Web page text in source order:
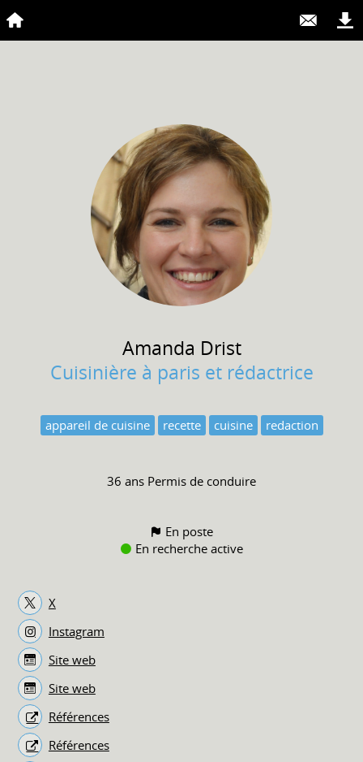
Amanda Drist
Cuisinière à paris et rédactrice
appareil de cuisine recette cuisine redaction
36 ans Permis de conduire
En poste
En recherche active
X
Instagram
Site web
Site web
Références
Références